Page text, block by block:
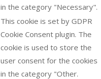
in the category "Necessary".
This cookie is set by GDPR
Cookie Consent plugin. The
cookie is used to store the
user consent for the cookies
in the category "Other.